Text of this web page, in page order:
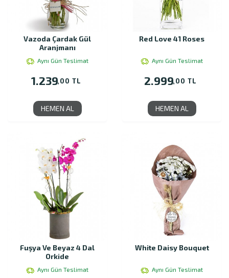
Vazoda Çardak Gül
Aranjmanı
Aynı Gün Teslimat
1.239,00 TL
HEMEN AL
Red Love 41 Roses
Aynı Gün Teslimat
2.999,00 TL
HEMEN AL
Fuşya Ve Beyaz 4 Dal
Orkide
Aynı Gün Teslimat
White Daisy Bouquet
Aynı Gün Teslimat